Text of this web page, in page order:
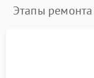
Этапы